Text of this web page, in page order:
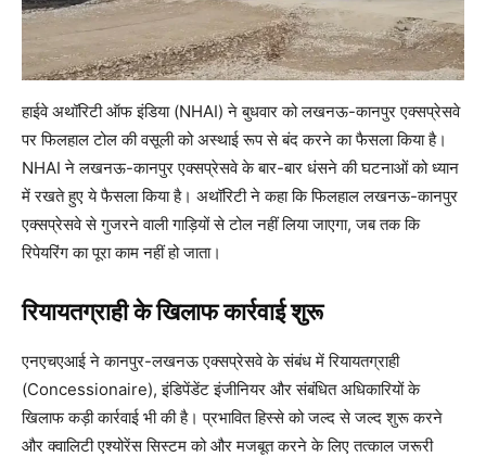
हाईवे अथॉरिटी ऑफ इंडिया (NHAI) ने बुधवार को लखनऊ-कानपुर एक्सप्रेसवे
पर फिलहाल टोल की वसूली को अस्थाई रूप से बंद करने का फैसला किया है।
NHAI ने लखनऊ-कानपुर एक्सप्रेसवे के बार-बार धंसने की घटनाओं को ध्यान
में रखते हुए ये फैसला किया है। अथॉरिटी ने कहा कि फिलहाल लखनऊ-कानपुर
एक्सप्रेसवे से गुजरने वाली गाड़ियों से टोल नहीं लिया जाएगा, जब तक कि
रिपेयरिंग का पूरा काम नहीं हो जाता।
रियायतग्राही के खिलाफ कार्रवाई शुरू
एनएचएआई ने कानपुर-लखनऊ एक्सप्रेसवे के संबंध में रियायतग्राही
(Concessionaire), इंडिपेंडेंट इंजीनियर और संबंधित अधिकारियों के
खिलाफ कड़ी कार्रवाई भी की है। प्रभावित हिस्से को जल्द से जल्द शुरू करने
और क्वालिटी एश्योरेंस सिस्टम को और मजबूत करने के लिए तत्काल जरूरी